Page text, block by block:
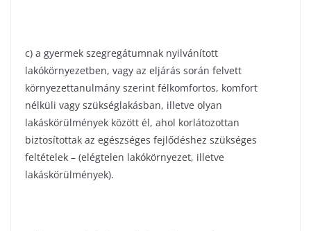
c) a gyermek szegregátumnak nyilvánított
lakókörnyezetben, vagy az eljárás során felvett
környezettanulmány szerint félkomfortos, komfort
nélküli vagy szükséglakásban, illetve olyan
lakáskörülmények között él, ahol korlátozottan
biztosítottak az egészséges fejlődéshez szükséges
feltételek – (elégtelen lakókörnyezet, illetve
lakáskörülmények).